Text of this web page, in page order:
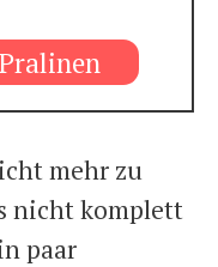
mehr zu
nicht komplett
paar